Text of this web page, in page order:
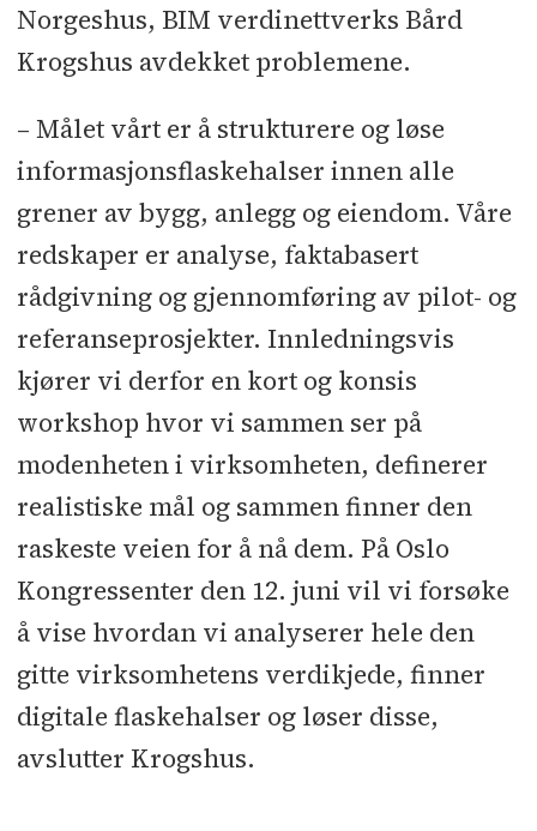
Norgeshus, BIM verdinettverks Bård
Krogshus avdekket problemene.
– Målet vårt er å strukturere og løse
informasjonsflaskehalser innen alle
grener av bygg, anlegg og eiendom. Våre
redskaper er analyse, faktabasert
rådgivning og gjennomføring av pilot- og
referanseprosjekter. Innledningsvis
kjører vi derfor en kort og konsis
workshop hvor vi sammen ser på
modenheten i virksomheten, definerer
realistiske mål og sammen finner den
raskeste veien for å nå dem. På Oslo
Kongressenter den 12. juni vil vi forsøke
å vise hvordan vi analyserer hele den
gitte virksomhetens verdikjede, finner
digitale flaskehalser og løser disse,
avslutter Krogshus.